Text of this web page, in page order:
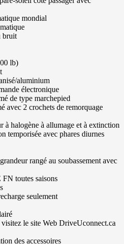
mondial
bruit
lb)
aluminium
électronique
de type marchepied
avec 2 crochets de remorquage
à halogène à allumage et à extinction
temporisée avec phares diurnes
rangé au soubassement avec
toutes saisons
seulement
le site Web DriveUconnect.ca
des accessoires